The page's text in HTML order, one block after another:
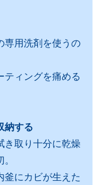
専用洗剤を使うの
ティングを痛める
納する
き取り十分に乾燥
釜にカビが生えた